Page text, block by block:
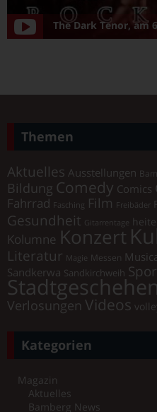
The Dark Tenor, am
Themen
Aktuelles Ausstellungen
Bildung Comedy Comics
Fahrrad Fasching Film Freibäder
Gesundheit Gitarrentage
Kolumne Konzert
Literatur Magie Messen
Sandkerwa Sandkirchweih
Stadtgeschehen
Verlosungen Videos
Kategorien
Magazin
Aktuelles
Bamberg News